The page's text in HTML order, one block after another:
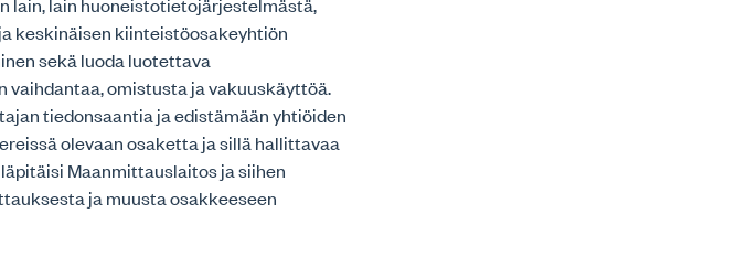
keskinäisen kiinteistöosakeyhtiön
sekä luoda luotettava
omistusta ja vakuuskäyttöä.
tiedonsaantia ja edistämään yhtiöiden
olevaan osaketta ja sillä hallittavaa
Maanmittauslaitos ja siihen
ja muusta osakkeeseen